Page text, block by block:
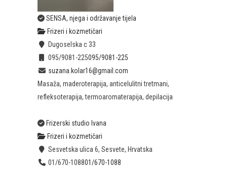
SENSA, njega i održavanje tijela
Frizeri i kozmetičari
Dugoselska c 33
095/9081-225095/9081-225
suzana.kolar16@gmail.com
Masaža, maderoterapija, anticelulitni tretmani,
refleksoterapija, termoaromaterapija, depilacija
Frizerski studio Ivana
Frizeri i kozmetičari
Sesvetska ulica 6, Sesvete, Hrvatska
01/670-108801/670-1088